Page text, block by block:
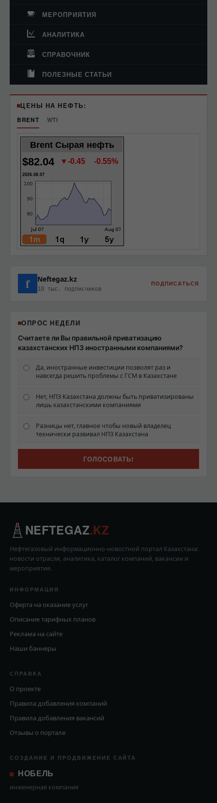
МЕРОПРИЯТИЯ
АНАЛИТИКА
СПРАВОЧНИК
ПОЛЕЗНЫЕ СТАТЬИ
ЦЕНЫ НА НЕФТЬ:
BRENT
WTI
Brent Сырая нефть
$82.04 ▼-0.45 -0.55%
2026.08.07
f Neftegaz.kz
10 тыс. подписчиков
ПОДПИСАТЬСЯ
ОПРОС НЕДЕЛИ
Считаете ли Вы правильной приватизацию
казахстанских НПЗ иностранными компаниями?
Да, иностранные инвестиции позволят раз и
навсегда решить проблемы с ГСМ в Казахстане
Нет, НПЗ Казахстана должны быть приватизированы
лишь казахстанскими компаниями
Разницы нет, главное чтобы новый владелец
технически развивал НПЗ Казахстана
NEFTEGAZ.KZ
Нефтегазовый информационно-новостной портал Казахстана:
новости отрасли, аналитика, каталог компаний, вакансии и
мероприятия.
ИНФОРМАЦИЯ
Оферта на оказание услуг
Описание тарифных планов
Реклама на сайте
Наши баннеры
СПРАВКА
О проекте
Правила добавления компаний
Правила добавления вакансий
Отзывы о портале
СОЗДАНИЕ И ПРОДВИЖЕНИЕ САЙТА
НОБЕЛЬ
инженерная компания